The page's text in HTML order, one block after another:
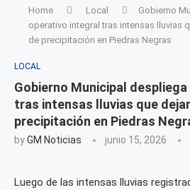
Home Local
Gobierno
operativo integral tras intensas lluvias
de precipitación en Piedras Negras
LOCAL
Gobierno Municipal
tras intensas lluvias que
precipitación en Piedras
byGM Noticias junio 15, 2026
Luego de las intensas lluvias